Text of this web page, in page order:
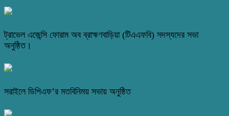
ট্রাভেল এজেন্সি ফোরাম অব ব্রাহ্মণবাড়িয়া (টিএএফবি) সদস্যদের সভা
অনুষ্ঠিত।
সরাইলে ডিপিএফ’র মতবিনিময় সভায় অনুষ্ঠিত